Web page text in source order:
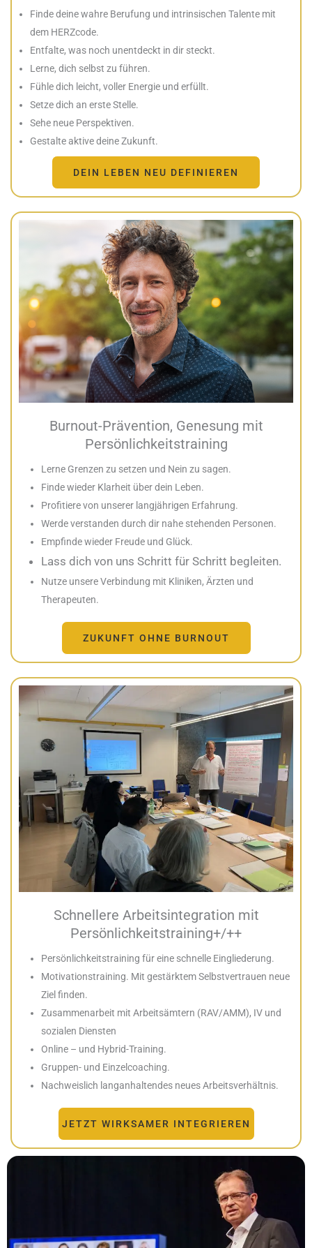
Finde deine wahre Berufung und intrinsischen Talente mit
dem HERZcode.
Entfalte, was noch unentdeckt in dir steckt.
Lerne, dich selbst zu führen.
Fühle dich leicht, voller Energie und erfüllt.
Setze dich an erste Stelle.
Sehe neue Perspektiven.
Gestalte aktive deine Zukunft.
DEIN LEBEN NEU DEFINIEREN
Burnout-Prävention, Genesung mit
Persönlichkeitstraining
Lerne Grenzen zu setzen und Nein zu sagen.
Finde wieder Klarheit über dein Leben.
Profitiere von unserer langjährigen Erfahrung.
Werde verstanden durch dir nahe stehenden Personen.
Empfinde wieder Freude und Glück.
Lass dich von uns Schritt für Schritt begleiten.
Nutze unsere Verbindung mit Kliniken, Ärzten und
Therapeuten.
ZUKUNFT OHNE BURNOUT
Schnellere Arbeitsintegration mit
Persönlichkeitstraining+/++
Persönlichkeitstraining für eine schnelle Eingliederung.
Motivationstraining. Mit gestärktem Selbstvertrauen neue
Ziel finden.
Zusammenarbeit mit Arbeitsämtern (RAV/AMM), IV und
sozialen Diensten
Online – und Hybrid-Training.
Gruppen- und Einzelcoaching.
Nachweislich langanhaltendes neues Arbeitsverhältnis.
JETZT WIRKSAMER INTEGRIEREN